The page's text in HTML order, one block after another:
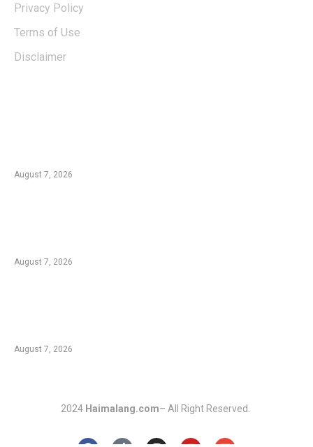
Privacy Policy
Terms of Use
Disclaimer
August 7, 2026
August 7, 2026
August 7, 2026
2024 Haimalang.com– All Right Reserved.